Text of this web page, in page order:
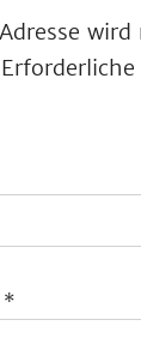
wird
*